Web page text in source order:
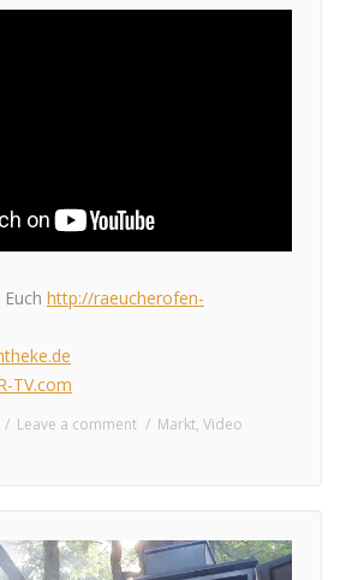
http://raeucherofen-
TV.com
Leave a comment Markt, Video